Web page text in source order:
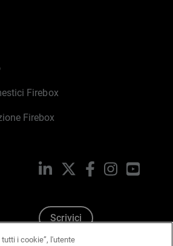
Firebox
Firebox
LinkedIn FacebookInstagram
Scrivici
i cookie”, l'utente